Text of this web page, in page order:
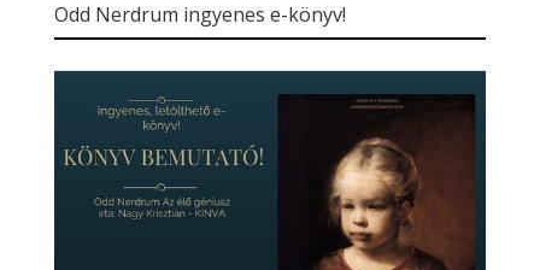
Odd Nerdrum ingyenes e-könyv!